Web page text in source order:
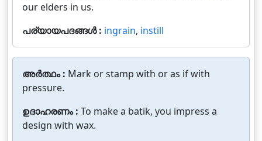
our elders in us.
പര്യായപദങ്ങൾ : ingrain, instill
അർത്ഥം : Mark or stamp with or as if with
pressure.
ഉദാഹരണം : To make a batik, you impress a
design with wax.